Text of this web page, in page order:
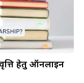
हेतु ऑनलाइन